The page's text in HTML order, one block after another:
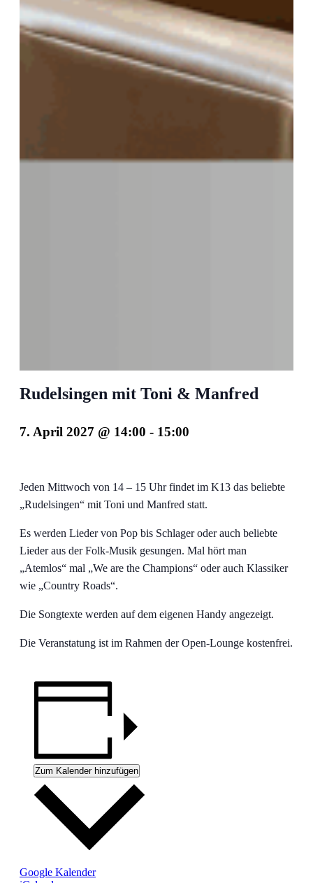
Rudelsingen mit Toni & Manfred
7. April 2027 @ 14:00 - 15:00
Jeden Mittwoch von 14 – 15 Uhr findet im K13 das beliebte
„Rudelsingen“ mit Toni und Manfred statt.
Es werden Lieder von Pop bis Schlager oder auch beliebte
Lieder aus der Folk-Musik gesungen. Mal hört man
„Atemlos“ mal „We are the Champions“ oder auch Klassiker
wie „Country Roads“.
Die Songtexte werden auf dem eigenen Handy angezeigt.
Die Veranstatung ist im Rahmen der Open-Lounge kostenfrei.
Zum Kalender hinzufügen
Google Kalender